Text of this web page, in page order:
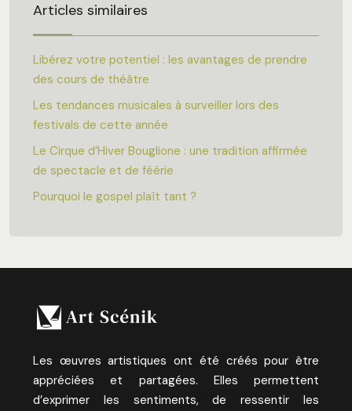
Articles similaires
Libérez votre potentiel : les avantages de prendre
des cours de théâtre
Les tendances musicales à surveiller lors des
festivals de cette année
Le Cirque d’Hiver Bouglione : une tradition affirmée
de spectacle et de féérie
Pourquoi le gospel plaît tant ?
Les œuvres artistiques ont été créés pour être
appréciées et partagées. Elles permettent
d’exprimer les sentiments, de ressentir les